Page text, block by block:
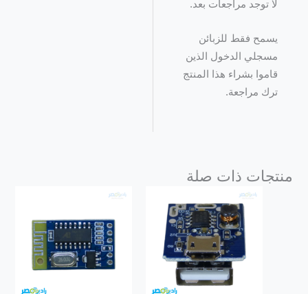
لا توجد مراجعات بعد.
يسمح فقط للزبائن
مسجلي الدخول الذين
قاموا بشراء هذا المنتج
ترك مراجعة.
منتجات ذات صلة